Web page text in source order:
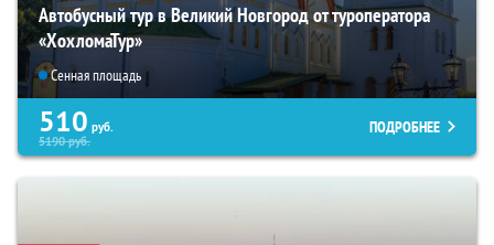
Автобусный тур в Великий Новгород от туроператора
«ХохломаТур»
Сенная площадь
510 руб.
5190руб.
ПОДРОБНЕЕ